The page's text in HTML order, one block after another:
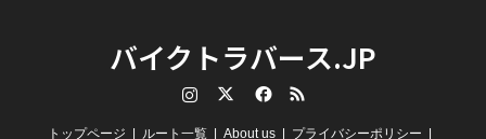
バイクトラバース.JP
RSS
トップページ ルート一覧 About us プライバシーポリシー